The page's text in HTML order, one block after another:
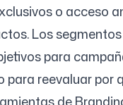
o acceso
Los
para
para reevaluar por